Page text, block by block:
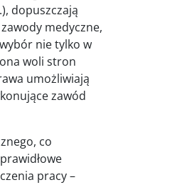
dopuszczają
medyczne,
nie tylko w
woli stron
umożliwiają
zawód
co
pracy –